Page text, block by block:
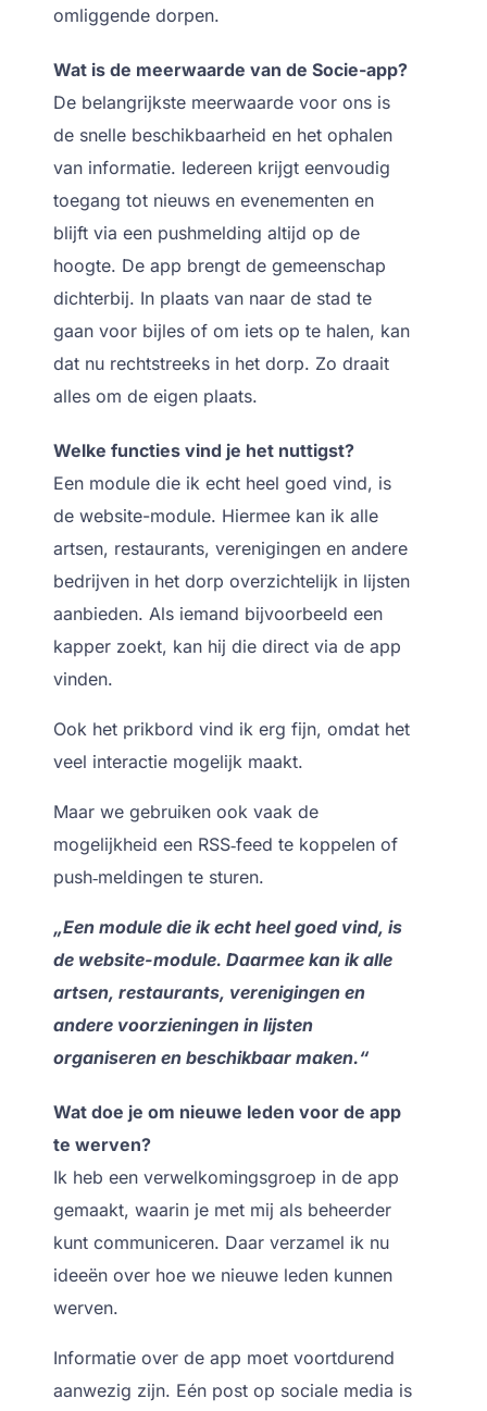
omliggende dorpen.
Wat is de meerwaarde van de Socie-app?
De belangrijkste meerwaarde voor ons is
de snelle beschikbaarheid en het ophalen
van informatie. Iedereen krijgt eenvoudig
toegang tot nieuws en evenementen en
blijft via een pushmelding altijd op de
hoogte. De app brengt de gemeenschap
dichterbij. In plaats van naar de stad te
gaan voor bijles of om iets op te halen, kan
dat nu rechtstreeks in het dorp. Zo draait
alles om de eigen plaats.
Welke functies vind je het nuttigst?
Een module die ik echt heel goed vind, is
de website-module. Hiermee kan ik alle
artsen, restaurants, verenigingen en andere
bedrijven in het dorp overzichtelijk in lijsten
aanbieden. Als iemand bijvoorbeeld een
kapper zoekt, kan hij die direct via de app
vinden.
Ook het prikbord vind ik erg fijn, omdat het
veel interactie mogelijk maakt.
Maar we gebruiken ook vaak de
mogelijkheid een RSS‑feed te koppelen of
push‑meldingente sturen.
„Een module die ik echt heel goed vind, is
de website-module. Daarmee kan ik alle
artsen, restaurants, verenigingen en
andere voorzieningen in lijsten
organiseren en beschikbaar maken.“
Wat doe je om nieuwe leden voor de app
te werven?
Ik heb een verwelkomingsgroep in de app
gemaakt, waarin je met mij als beheerder
kunt communiceren. Daar verzamel ik nu
ideeën over hoe we nieuwe leden kunnen
werven.
Informatie over de app moet voortdurend
aanwezig zijn. Eén post op sociale media is